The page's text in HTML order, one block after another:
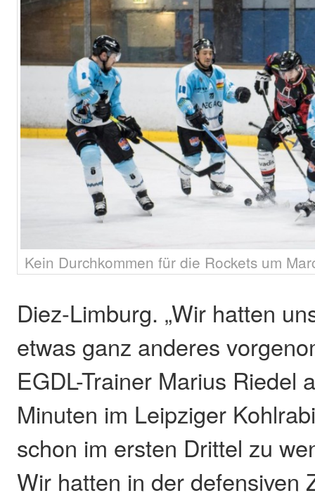
Kein Durchkommen für die Rockets um
Diez-Limburg. „Wir hatten
etwas ganz anderes
EGDL-Trainer Marius Riedel
Minuten im Leipziger
schon im ersten Drittel zu
Wir hatten in der defensiven